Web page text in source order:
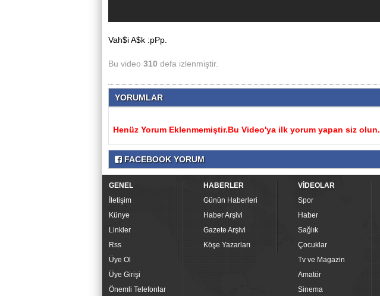
Vah$i A$k :pPp.
Bu video 310 defa izlenmiştir.
YORUMLAR
Henüz Yorum Eklenmemiştir.Bu Video'ya ilk yorum yapan siz olun.
FACEBOOK YORUM
GENEL
İletişim
Künye
Linkler
Rss
Üye Ol
Üye Girişi
Önemli Telefonlar
HABERLER
Günün Haberleri
Haber Arşivi
Gazete Arşivi
Köşe Yazarları
VİDEOLAR
Spor
Haber
Sağlık
Çocuklar
Tv ve Magazin
Amatör
Sinema